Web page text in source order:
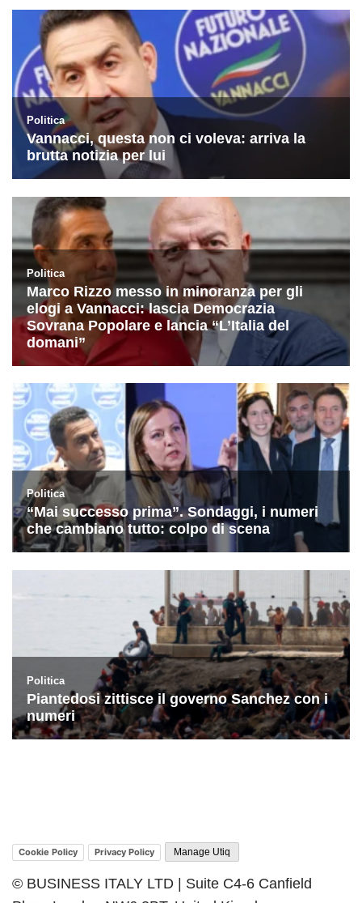
Cookie Policy Privacy Policy Manage Utiq
© BUSINESS ITALY LTD | Suite C4-6 Canfield